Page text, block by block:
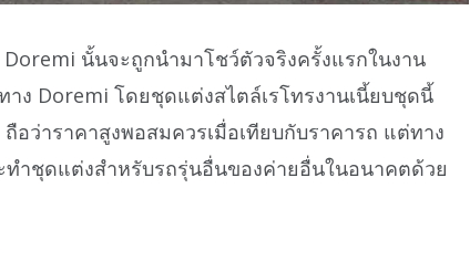
นั้นจะถูกนำมาโชว์ตัวจริงครั้งแรกในงาน
ง Doremi โดยชุดแต่งสไตล์เรโทรงานเนี้ยบชุดนี้
ว่าราคาสูงพอสมควรเมื่อเทียบกับราคารถ แต่ทาง
ำชุดแต่งสำหรับรถรุ่นอื่นของค่ายอื่นในอนาคตด้วย